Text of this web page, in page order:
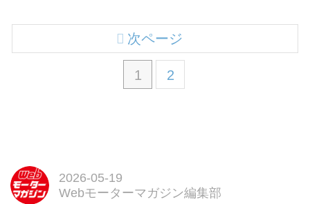
1 2
次ページ
2026-05-19
Webモーターマガジン編集部